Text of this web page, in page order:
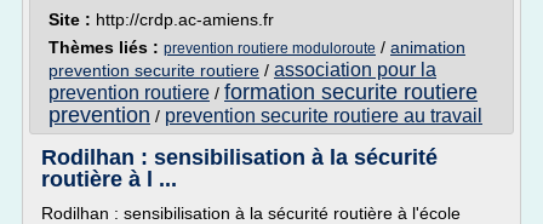
Site : http://crdp.ac-amiens.fr
Thèmes liés : prevention routiere moduloroute / animation
prevention securite routiere / association pour la
prevention routiere / formation securite routiere
prevention / prevention securite routiere au travail
Rodilhan : sensibilisation à la sécurité
routière à l ...
Rodilhan : sensibilisation à la sécurité routière à l'école